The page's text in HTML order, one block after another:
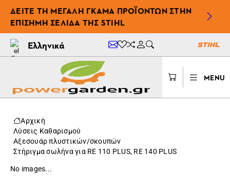
ΔΕΊΤΕ ΤΗ ΜΕΓΆΛΗ ΓΚΆΜΑ ΠΡΟΪΌΝΤΩΝ ΣΤΗΝ
ΕΠΊΣΗΜΗ ΣΕΛΊΔΑ ΤΗΣ STIHL
Ελληνικά
MENU
Αρχική
Λύσεις Καθαρισμού
Αξεσουάρ πλυστικών/σκουπών
Στήριγμα σωλήνα για RE 110 PLUS, RE 140 PLUS
No images...